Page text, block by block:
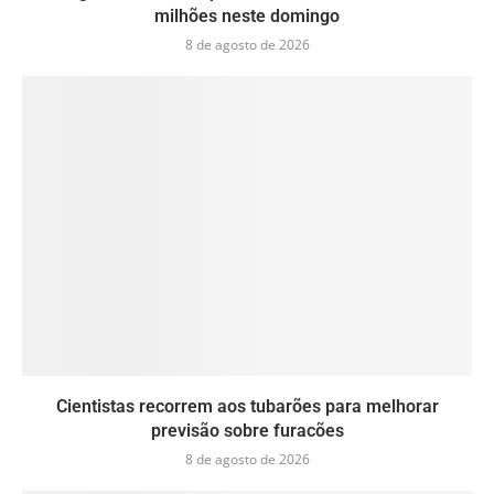
milhões neste domingo
8 de agosto de 2026
Cientistas recorrem aos tubarões para melhorar
previsão sobre furacões
8 de agosto de 2026